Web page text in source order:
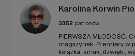
Tadeusz Drozda.
Karolina Korwin
3352 patronów
PIERWSZA MŁODOŚĆ.
magazynek. Premiery w
książka, smak, dźwięki,